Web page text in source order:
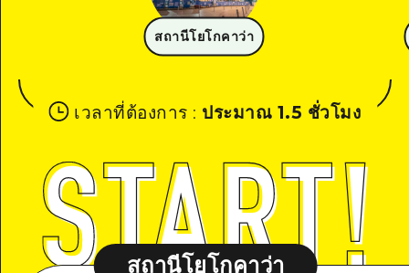
สถานีโยโกคาว่า
เวลาที่ต้องการ : ประมาณ 1.5 ชั่วโมง
สถานีโยโกคาว่า